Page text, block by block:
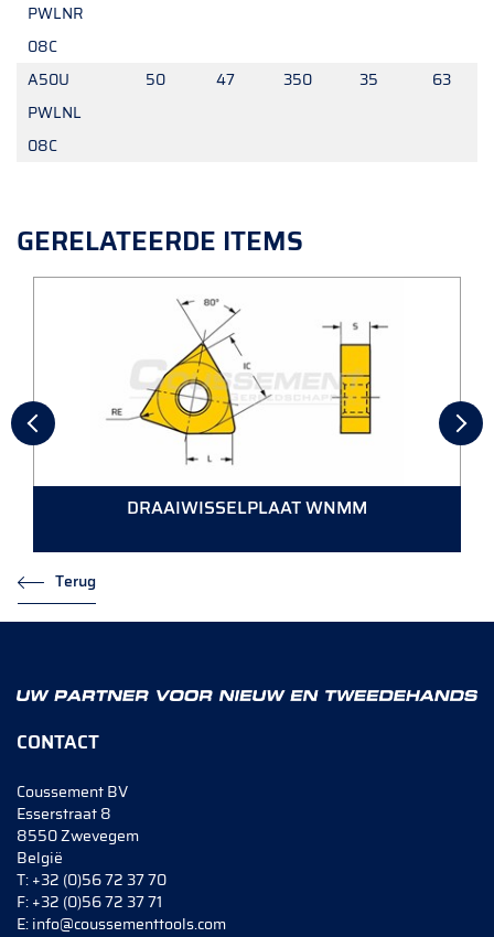
PWLNR
08C
A50U
PWLNL
08C
50 47 350 35 63
GERELATEERDE ITEMS
DRAAIWISSELPLAAT WNMM
Terug
CONTACT
Coussement BV
Esserstraat 8
8550 Zwevegem
België
T:+32 (0)56 72 37 70
F:+32 (0)56 72 37 71
E:info@coussementtools.com